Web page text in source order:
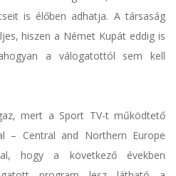
is élőben adhatja. A társaság
hiszen a Német Kupát eddig is
a válogatottól sem kell
mert a Sport TV-t működtető
– Central and Northern Europe
hogy a következő években